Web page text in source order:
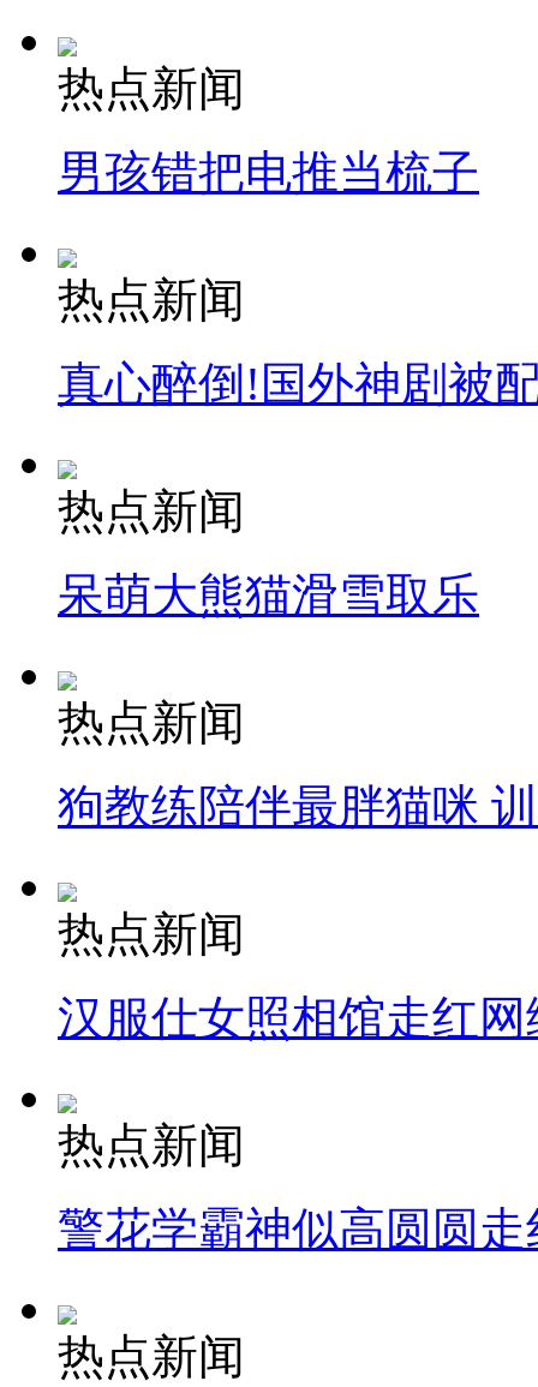
热点新闻
男孩错把电推当梳子
热点新闻
真心醉倒!国外神剧被
热点新闻
呆萌大熊猫滑雪取乐
热点新闻
狗教练陪伴最胖猫咪
热点新闻
汉服仕女照相馆走红网
热点新闻
警花学霸神似高圆圆走
热点新闻